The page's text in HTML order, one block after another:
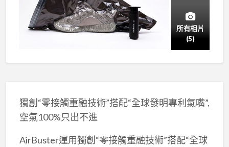
所有相片
(5)
獨創“零接觸重融技術”搭配“全球發明專利氣嘴”,
空氣100%只出不進
AirBuster運用獨創“零接觸重融技術”搭配“全球